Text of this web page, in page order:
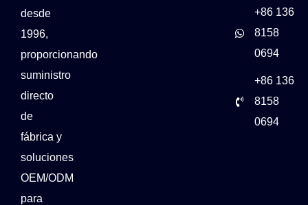
desde
1996,
proporcionando
suministro
directo
de
fábrica y
soluciones
OEM/ODM
para
+86 136
8158
0694
+86 136
8158
0694